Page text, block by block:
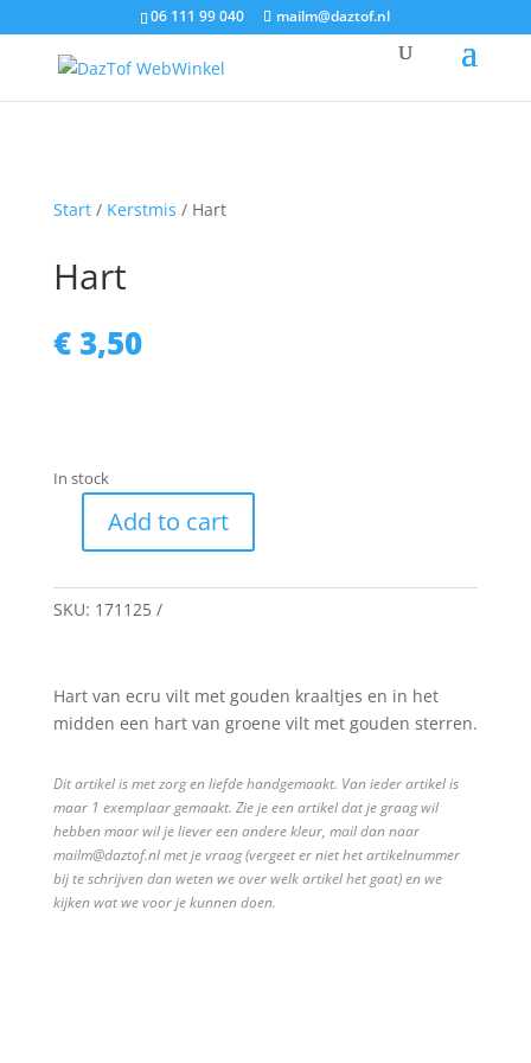
06 111 99 040 mailm@daztof.nl
Start/ Kerstmis / Hart
Hart
€3,50
In stock
Add to cart
SKU: 171125
Hart van ecru vilt met gouden kraaltjes en in het
midden een hart van groene vilt met gouden sterren.
Dit artikel is met zorg en liefde handgemaakt. Van ieder artikel is
maar 1 exemplaar gemaakt. Zie je een artikel dat je graag wil
hebben maar wil je liever een andere kleur, mail dan naar
mailm@daztof.nl met je vraag (vergeet er niet het artikelnummer
bij te schrijven dan weten we over welk artikel het gaat) en we
kijken wat we voor je kunnen doen.